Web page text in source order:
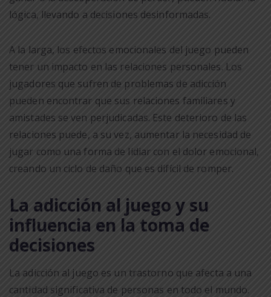
lógica, llevando a decisiones desinformadas.
A la larga, los efectos emocionales del juego pueden
tener un impacto en las relaciones personales. Los
jugadores que sufren de problemas de adicción
pueden encontrar que sus relaciones familiares y
amistades se ven perjudicadas. Este deterioro de las
relaciones puede, a su vez, aumentar la necesidad de
jugar como una forma de lidiar con el dolor emocional,
creando un ciclo de daño que es difícil de romper.
La adicción al juego y su
influencia en la toma de
decisiones
La adicción al juego es un trastorno que afecta a una
cantidad significativa de personas en todo el mundo.